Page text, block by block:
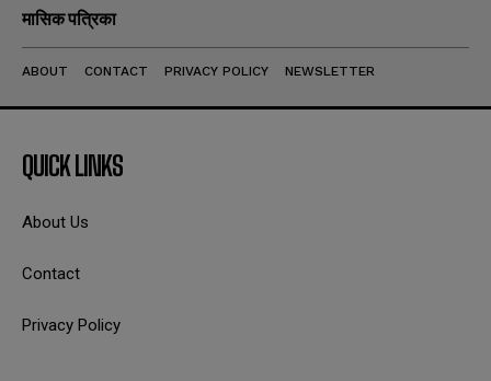
मासिक पत्रिका
ABOUT CONTACT PRIVACY POLICY NEWSLETTER
QUICK LINKS
About Us
Contact
Privacy Policy